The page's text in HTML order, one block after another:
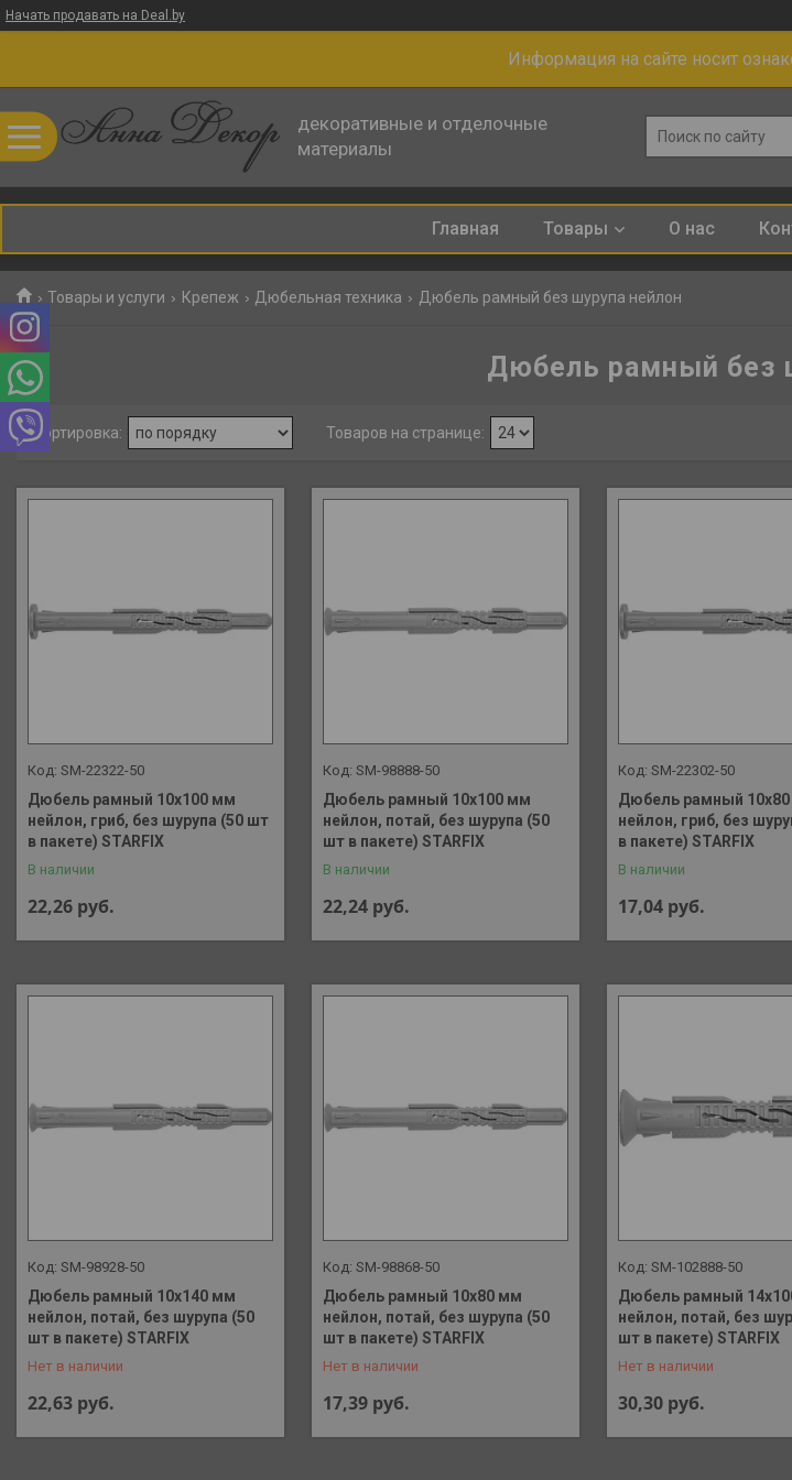
Начать продавать на Deal.by
Информация на сайте носит
декоративные и отделочные
материалы
Главная Товары О нас
Товары и услуги Крепеж Дюбельная техника Дюбель рамный без шурупа нейлон
Дюбель рамный без
SM-22322-50
Дюбель рамный 10х100 мм
нейлон, гриб, без шурупа (50 шт
в пакете) STARFIX
В наличии
22,26 руб.
SM-98888-50
Дюбель рамный 10х100 мм
нейлон, потай, без шурупа (50
шт в пакете) STARFIX
В наличии
22,24 руб.
SM-22302-50
Дюбель рамный
нейлон, гриб, без
в пакете) STARFIX
В наличии
17,04 руб.
SM-98928-50
Дюбель рамный 10х140 мм
нейлон, потай, без шурупа (50
шт в пакете) STARFIX
Нет в наличии
22,63 руб.
+375 (29) 648-41-90
SM-98868-50
Дюбель рамный 10х80 мм
нейлон, потай, без шурупа (50
шт в пакете) STARFIX
Нет в наличии
17,39 руб.
+375 (29) 648-41-90
SM-102888-50
Дюбель рамный
нейлон, потай, без
шт в пакете) STARFIX
Нет в наличии
30,30 руб.
+375 (29) 648-41-90